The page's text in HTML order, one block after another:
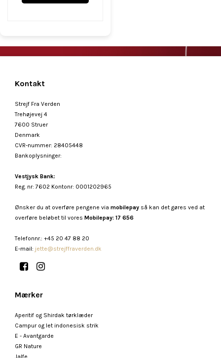
Kontakt
Strejf Fra Verden
Trehøjevej 4
7600 Struer
Denmark
CVR-nummer: 28405448
Bankoplysninger:
Vestjysk Bank:
Reg. nr: 7602 Kontonr: 0001202965
Ønsker du at overføre pengene via mobilepay så kan det gøres ved at
overføre beløbet til vores Mobilepay: 17 656
Telefonnr.: +45 20 47 88 20
E-mail: jette@strejffraverden.dk
Mærker
Aperitif og Shirdak tørklæder
Campur og let indonesisk strik
E - Avantgarde
GR Nature